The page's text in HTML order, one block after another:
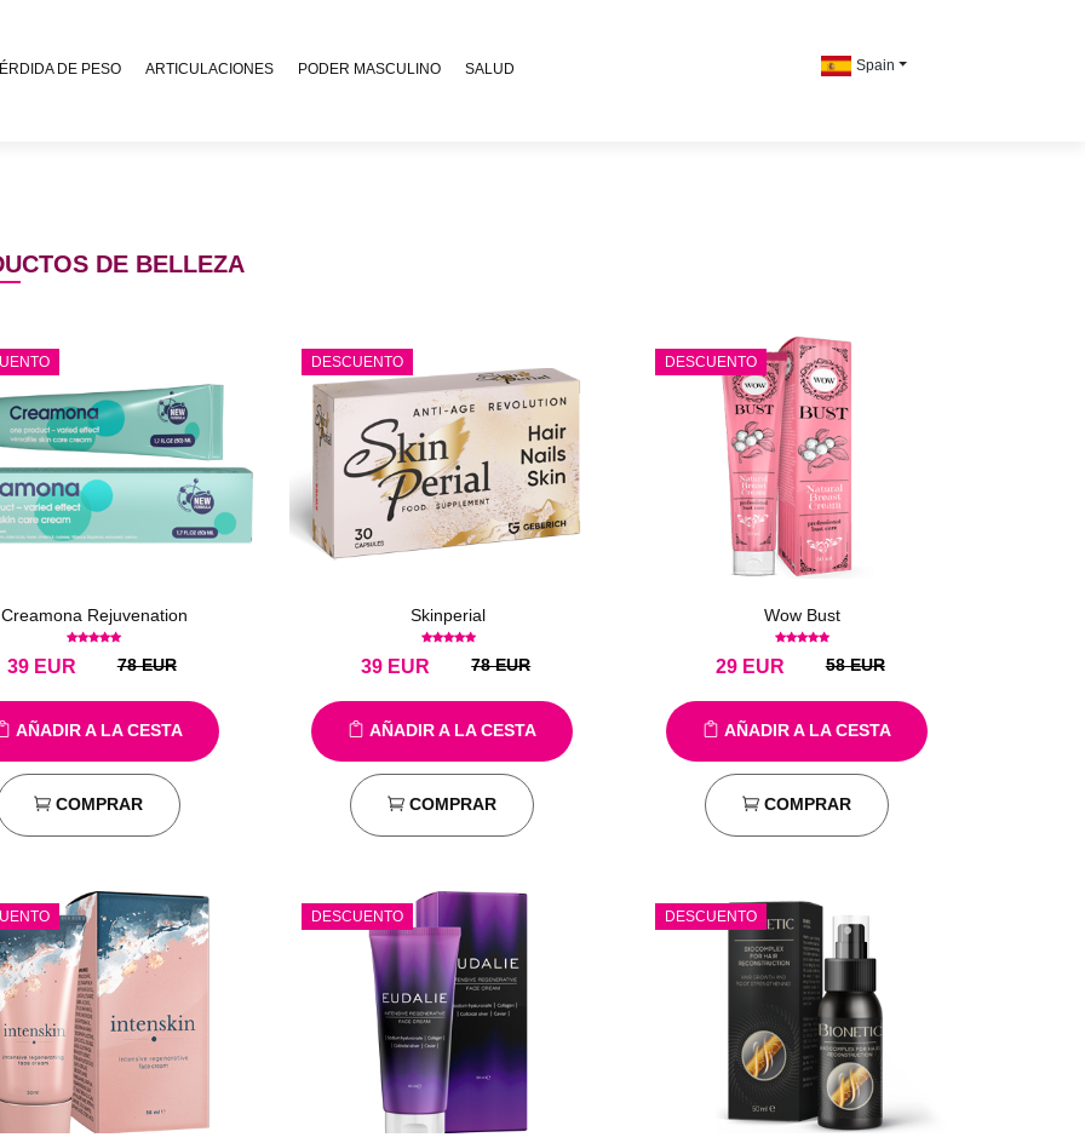
DE PESO ARTICULACIONES PODER MASCULINO SALUD Spain
DE BELLEZA
Creamona Rejuvenation
EUR
39 78 EUR
AÑADIR A LA CESTA
COMPRAR
DESCUENTO
Skinperial
EUR
39 78 EUR
AÑADIR A LA CESTA
COMPRAR
DESCUENTO
Wow Bust
EUR
29 58 EUR
AÑADIR A LA CESTA
COMPRAR
DESCUENTO DESCUENTO